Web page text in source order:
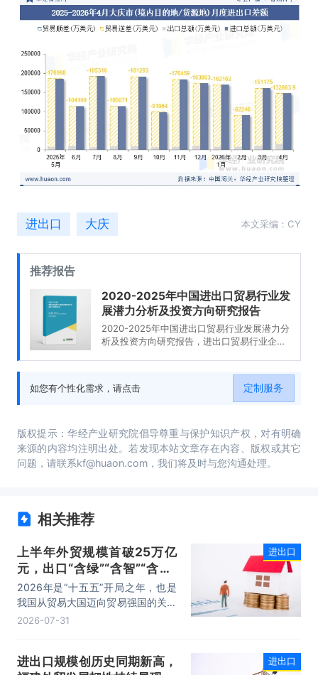
进出口 大庆 本文采编：CY
推荐报告
2020-2025年中国进出口贸易行业发
展潜力分析及投资方向研究报告
2020-2025年中国进出口贸易行业发展潜力分
析及投资方向研究报告，进出口贸易行业企业
国进出口贸易行业发展战略及规划建议。
如您有个性化需求，请点击 定制服务
版权提示：华经产业研究院倡导尊重与保护知识产权，对有明确
来源的内容均注明出处。若发现本站文章存在内容、版权或其它
问题，请联系kf@huaon.com，我们将及时与您沟通处理。
相关推荐
上半年外贸规模首破25万亿
元，出口“含绿”“含智”“含新”
量稳步攀升
2026年是“十五五”开局之年，也是
我国从贸易大国迈向贸易强国的关键
时期。上半年，我国进出口规模历史
品为代表的高附加值产品出口占比显
2026-07-31
进出口
进出口规模创历史同期新高，
进出口